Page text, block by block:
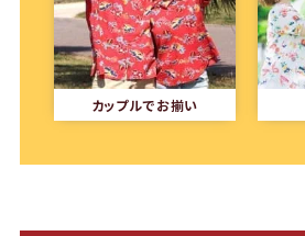
カップルでお揃い